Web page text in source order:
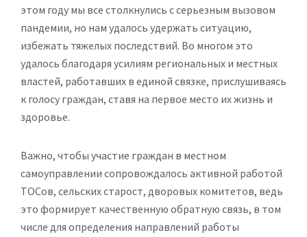
этом году мы все столкнулись с серьезным вызовом
пандемии, но нам удалось удержать ситуацию,
избежать тяжелых последствий. Во многом это
удалось благодаря усилиям региональных и местных
властей, работавших в единой связке, прислушиваясь
к голосу граждан, ставя на первое место их жизнь и
здоровье.
Важно, чтобы участие граждан в местном
самоуправлении сопровождалось активной работой
ТОСов, сельских старост, дворовых комитетов, ведь
это формирует качественную обратную связь, в том
числе для определения направлений работы